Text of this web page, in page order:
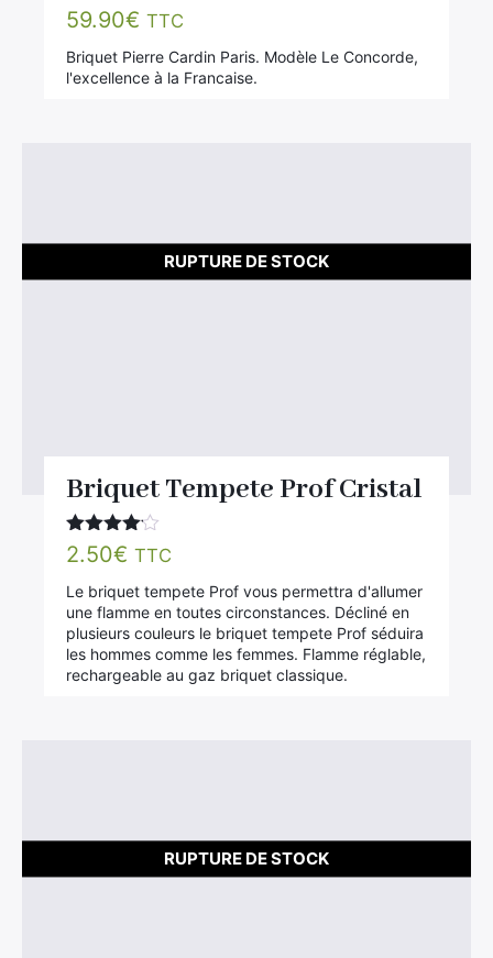
59.90€ TTC
Briquet Pierre Cardin Paris. Modèle Le Concorde,
l'excellence à la Francaise.
RUPTURE DE STOCK
Briquet Tempete Prof Cristal
Note4.00
sur 5
2.50€ TTC
Le briquet tempete Prof vous permettra d'allumer
une flamme en toutes circonstances. Décliné en
plusieurs couleurs le briquet tempete Prof séduira
les hommes comme les femmes. Flamme réglable,
rechargeable au gaz briquet classique.
RUPTURE DE STOCK